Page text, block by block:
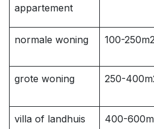
appartement
normale woning 100-
grote woning 250-
villa of landhuis 400-